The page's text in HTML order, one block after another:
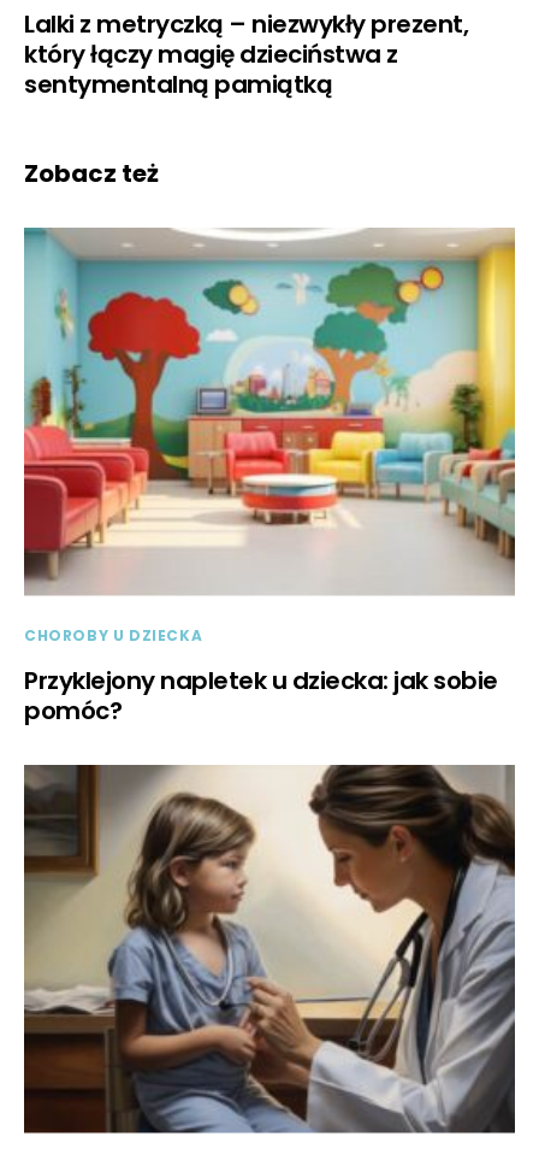
Lalki z metryczką – niezwykły prezent,
który łączy magię dzieciństwa z
sentymentalną pamiątką
Zobacz też
CHOROBY U DZIECKA
Przyklejony napletek u dziecka: jak sobie
pomóc?